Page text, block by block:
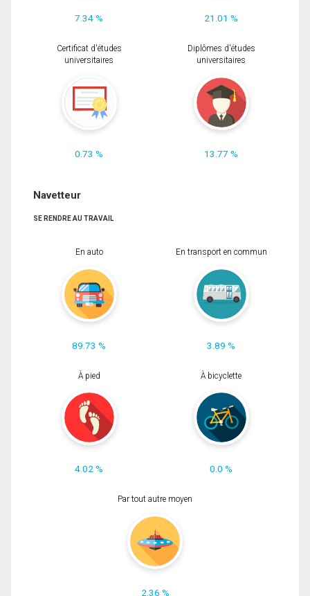
7.34 % 21.01 %
Certificat d'études
universitaires
0.73 %
Diplômes d'études
universitaires
13.77 %
Navetteur
SE RENDRE AU TRAVAIL
En auto
89.73 %
En transport en commun
3.89 %
À pied
4.02 %
À bicyclette
0.0 %
Par tout autre moyen
2.36 %